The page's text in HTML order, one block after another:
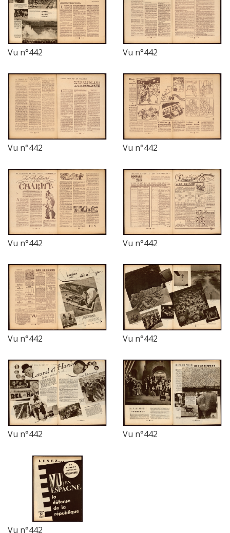
Vu n°442 Vu n°442
Vu n°442 Vu n°442
Vu n°442 Vu n°442
Vu n°442 Vu n°442
Vu n°442 Vu n°442
Vu n°442